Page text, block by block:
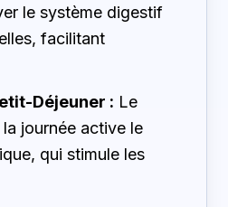
le système digestif
facilitant
Déjeuner : Le
journée active le
qui stimule les